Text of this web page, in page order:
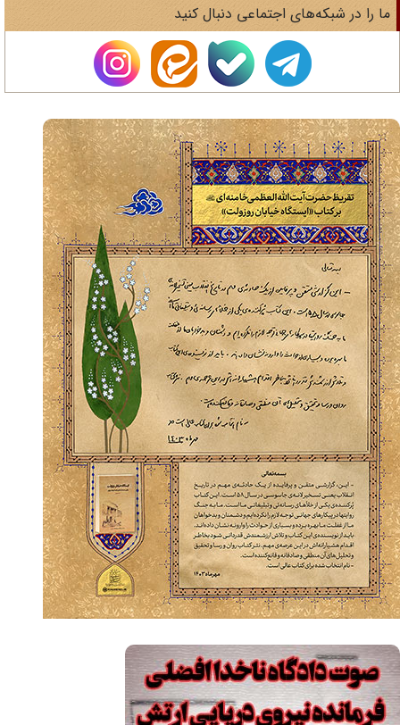
را در شبکه‌های اجتماعی دنبال کنید